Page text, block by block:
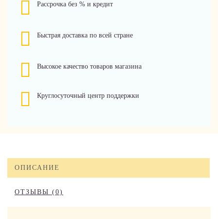
Рассрочка без % и кредит
Быстрая доставка по всей стране
Высокое качество товаров магазина
Круглосуточный центр поддержки
ОПИСАНИЕ
ОТЗЫВЫ (0)